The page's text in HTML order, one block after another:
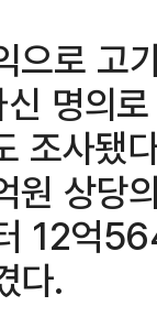
으로 고
명의
조사됐
상당
12억
다.